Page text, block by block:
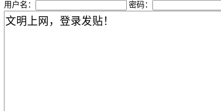
用户名： 密码：